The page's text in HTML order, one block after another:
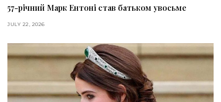
57-річний Марк Ентоні став батьком увосьме
JULY 22, 2026